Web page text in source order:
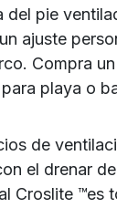
del pie
ajuste
Compra
playa o
de
el drenar
Croslite ™es